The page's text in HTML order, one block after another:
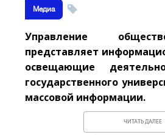
Медиа
Управление
представляет
освещающие
государственного
массовой информации.
ЧИТАТЬ ДАЛЕЕ